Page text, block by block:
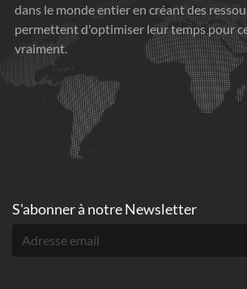
dans le monde entier en créant des
permettent d'optimiser leur temps pour
vraiment.
S'abonner à notre Newsletter